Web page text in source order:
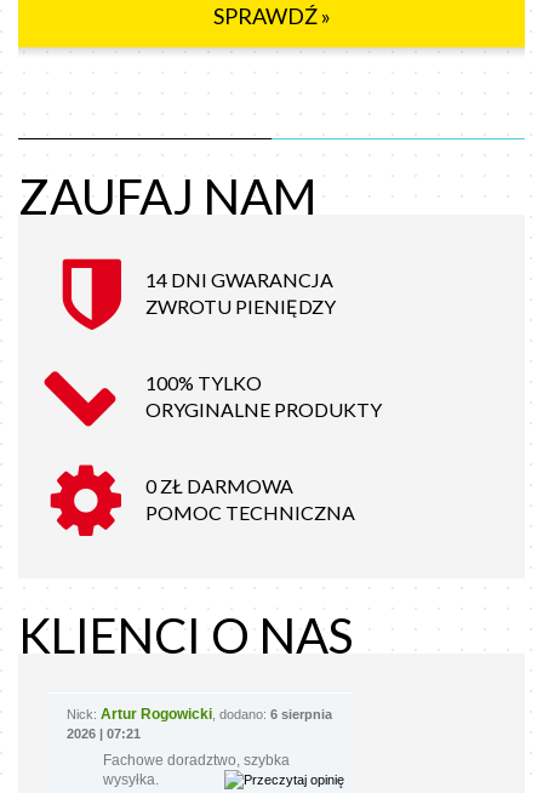
SPRAWDŹ »
ZAUFAJ NAM
14 DNI GWARANCJA
ZWROTU PIENIĘDZY
100% TYLKO
ORYGINALNE PRODUKTY
0 ZŁ DARMOWA
POMOC TECHNICZNA
KLIENCI O NAS
Nick: Artur Rogowicki , dodano: 6 sierpnia
2026 | 07:21
Fachowe doradztwo, szybka
wysyłka.